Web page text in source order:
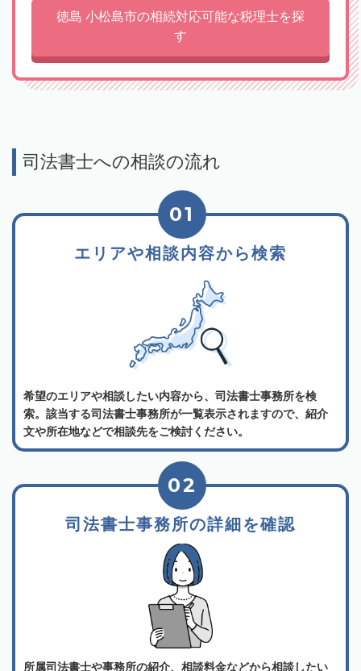
徳島 小松島市の相続対応可能な税理士を探
す
司法書士への相談の流れ
エリアや相談内容から検索
01
希望のエリアや相談したい内容から、司法書士事務所を検
索。該当する司法書士事務所が一覧表示されますので、紹介
文や所在地などで相談先をご検討ください。
司法書士事務所の詳細を確認
02
所属司法書士や事務所の紹介、相談料金などから相談したい